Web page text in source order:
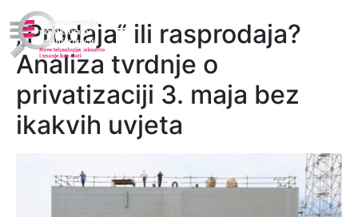
„Prodaja“ ili rasprodaja?
Analiza tvrdnje o
privatizaciji 3. maja bez
ikakvih uvjeta